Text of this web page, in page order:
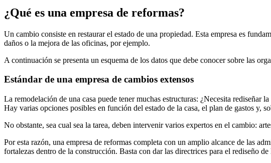
¿Qué es una empresa de reformas?
Un cambio consiste en restaurar el estado de una propiedad. Esta empresa es
daños o la mejora de las oficinas, por ejemplo.
A continuación se presenta un esquema de los datos que debe conocer sobre las
Estándar de una empresa de cambios extensos
La remodelación de una casa puede tener muchas estructuras: ¿Necesita
Hay varias opciones posibles en función del estado de la casa, el plan de gastos y,
No obstante, sea cual sea la tarea, deben intervenir varios expertos en el cambio:
Por esta razón, una empresa de reformas completa con un amplio alcance de las
fortalezas dentro de la construcción. Basta con dar las directrices para el rediseño